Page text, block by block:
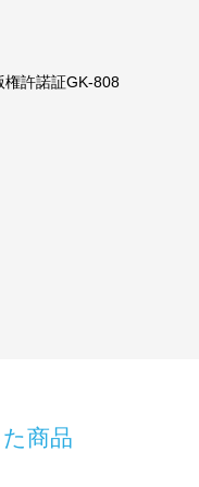
許諾証GK-808
商品